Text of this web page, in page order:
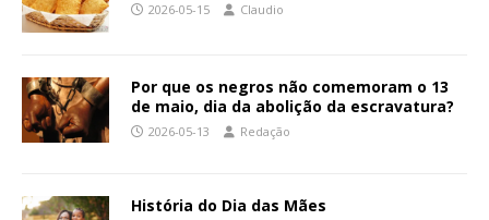
2026-05-15 Claudio
Por que os negros não comemoram o 13
de maio, dia da abolição da escravatura?
2026-05-13 Redação
História do Dia das Mães